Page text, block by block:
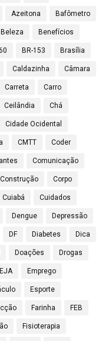
Azeitona Bafômetro
Beleza Benefícios
BR-153 Brasília
Caldazinha Câmara
Carreta Carro
Ceilândia Chá
Cidade Ocidental
CMTT Coder
Comunicação
Construção Corpo
Cuiabá Cuidados
Dengue Depressão
DF Diabetes Dica
Doações Drogas
EJA Emprego
Esporte
Farinha FEB
Fisioterapia